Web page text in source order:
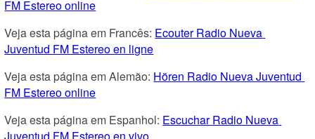
FM Estereo online
Veja esta página em Francês: Ecouter Radio Nueva
Juventud FM Estereo en ligne
Veja esta página em Alemão: Hören Radio Nueva Juventud
FM Estereo online
Veja esta página em Espanhol: Escuchar Radio Nueva
Juventud FM Estereo en vivo